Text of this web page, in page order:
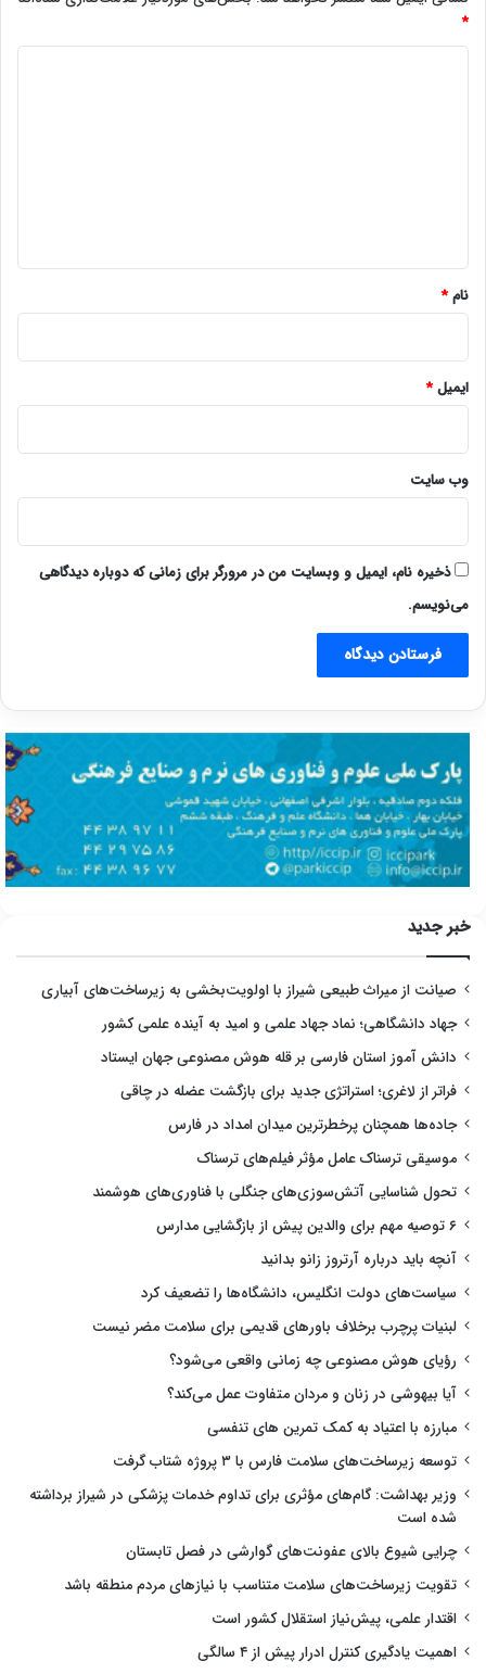
*
نام*
ایمیل*
وب‌ سایت
ذخیره نام، ایمیل و وبسایت من در مرورگر برای زمانی که دوباره دیدگاهی
می‌نویسم.
خبر جدید
صیانت از میراث طبیعی شیراز با اولویت‌بخشی به زیرساخت‌های آبیاری
جهاد دانشگاهی؛ نماد جهاد علمی و امید به آینده علمی کشور
دانش آموز استان فارسی بر قله هوش مصنوعی جهان ایستاد
فراتر از لاغری؛ استراتژی جدید برای بازگشت عضله در چاقی
جاده‌ها همچنان پرخطرترین میدان امداد در فارس
موسیقی ترسناک عامل مؤثر فیلم‌های ترسناک
تحول شناسایی آتش‌سوزی‌های جنگلی با فناوری‌های هوشمند
۶ توصیه مهم برای والدین پیش از بازگشایی مدارس
آنچه باید درباره آرتروز زانو بدانید
سیاست‌های دولت انگلیس، دانشگاه‌ها را تضعیف کرد
لبنیات پرچرب برخلاف باورهای قدیمی برای سلامت مضر نیست
رؤیای هوش مصنوعی چه زمانی واقعی می‌شود؟
آیا بیهوشی در زنان و مردان متفاوت عمل می‌کند؟
مبارزه با اعتیاد به کمک تمرین های تنفسی
توسعه زیرساخت‌های سلامت فارس با ۳ پروژه شتاب گرفت
وزیر بهداشت: گام‌های مؤثری برای تداوم خدمات پزشکی در شیراز برداشته
شده است
چرایی شیوع بالای عفونت‌های گوارشی در فصل تابستان
تقویت زیرساخت‌های سلامت متناسب با نیازهای مردم منطقه باشد
اقتدار علمی، پیش‌نیاز استقلال کشور است
اهمیت یادگیری کنترل ادرار پیش از ۴ سالگی